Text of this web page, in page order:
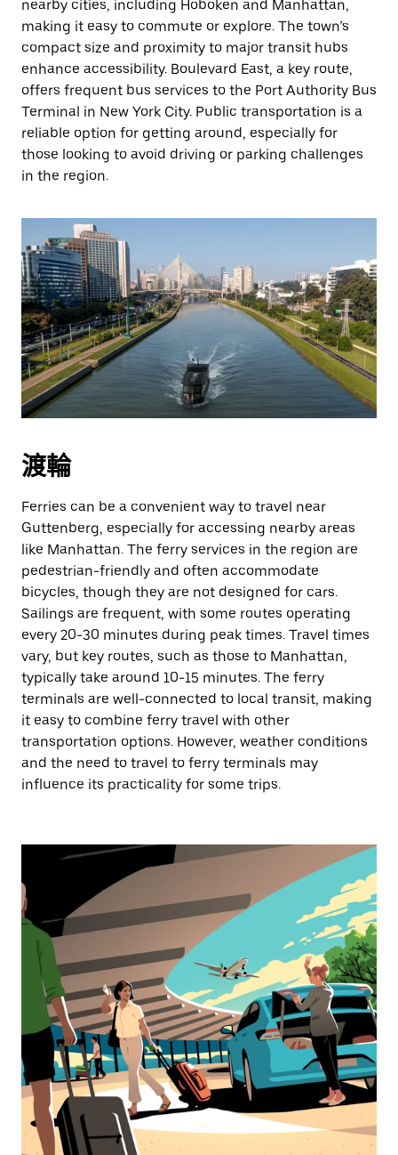
nearby cities, including Hoboken and Manhattan,
making it easy to commute or explore. The town’s
compact size and proximity to major transit hubs
enhance accessibility. Boulevard East, a key route,
offers frequent bus services to the Port Authority Bus
Terminal in New York City. Public transportation is a
reliable option for getting around, especially for
those looking to avoid driving or parking challenges
in the region.
渡輪
Ferries can be a convenient way to travel near
Guttenberg, especially for accessing nearby areas
like Manhattan. The ferry services in the region are
pedestrian-friendly and often accommodate
bicycles, though they are not designed for cars.
Sailings are frequent, with some routes operating
every 20-30 minutes during peak times. Travel times
vary, but key routes, such as those to Manhattan,
typically take around 10-15 minutes. The ferry
terminals are well-connected to local transit, making
it easy to combine ferry travel with other
transportation options. However, weather conditions
and the need to travel to ferry terminals may
influence its practicality for some trips.